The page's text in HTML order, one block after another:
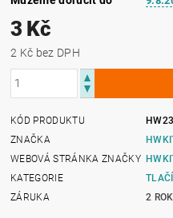
3 Kč
2 Kč bez DPH
KÓD PRODUKTU
ZNAČKA
WEBOVÁ STRÁNKA ZNAČKY
KATEGORIE
ZÁRUKA
2